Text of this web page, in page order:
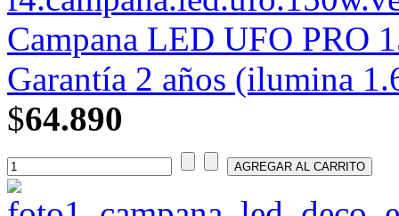
Campana LED UFO PRO
Garantía 2 años (ilumina
$64.890